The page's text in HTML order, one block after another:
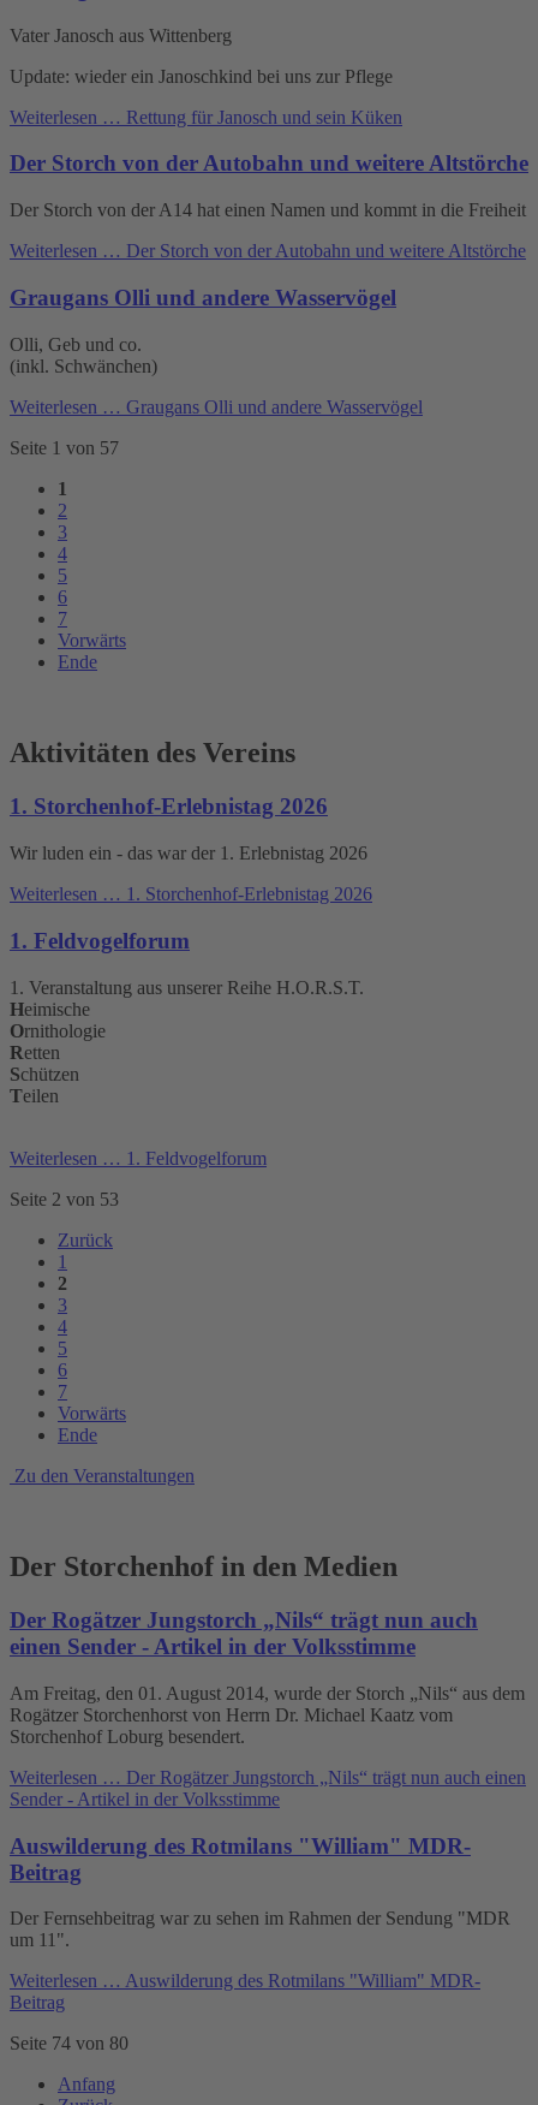
Vater Janosch aus Wittenberg
Update: wieder ein Janoschkind bei uns zur Pflege
Weiterlesen … Rettung für Janosch und sein Küken
Der Storch von der Autobahn und weitere Altstörche
Der Storch von der A14 hat einen Namen und kommt in die Freiheit
Weiterlesen … Der Storch von der Autobahn und weitere Altstörche
Graugans Olli und andere Wasservögel
Olli, Geb und co.
(inkl. Schwänchen)
Weiterlesen … Graugans Olli und andere Wasservögel
Seite 1 von 57
1
2
3
4
5
6
7
Vorwärts
Ende
Aktivitäten des Vereins
1. Storchenhof-Erlebnistag 2026
Wir luden ein - das war der 1. Erlebnistag 2026
Weiterlesen … 1. Storchenhof-Erlebnistag 2026
1. Feldvogelforum
1. Veranstaltung aus unserer Reihe H.O.R.S.T.
Heimische
Ornithologie
Retten
Schützen
Teilen
Weiterlesen … 1. Feldvogelforum
Seite 2 von 53
Zurück
1
2
3
4
5
6
7
Vorwärts
Ende
Zu den Veranstaltungen
Der Storchenhof in den Medien
Der Rogätzer Jungstorch „Nils“ trägt nun auch
einen Sender - Artikel in der Volksstimme
Am Freitag, den 01. August 2014, wurde der Storch „Nils“ aus dem
Rogätzer Storchenhorst von Herrn Dr. Michael Kaatz vom
Storchenhof Loburg besendert.
Weiterlesen … Der Rogätzer Jungstorch „Nils“ trägt nun auch einen
Sender - Artikel in der Volksstimme
Auswilderung des Rotmilans "William" MDR-
Beitrag
Der Fernsehbeitrag war zu sehen im Rahmen der Sendung "MDR
um 11".
Weiterlesen … Auswilderung des Rotmilans "William" MDR-
Beitrag
Seite 74 von 80
Anfang